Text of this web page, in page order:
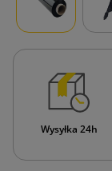
Wysyłka 24h